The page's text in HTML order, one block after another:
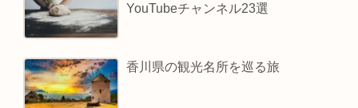
YouTubeチャンネル23選
香川県の観光名所を巡る旅